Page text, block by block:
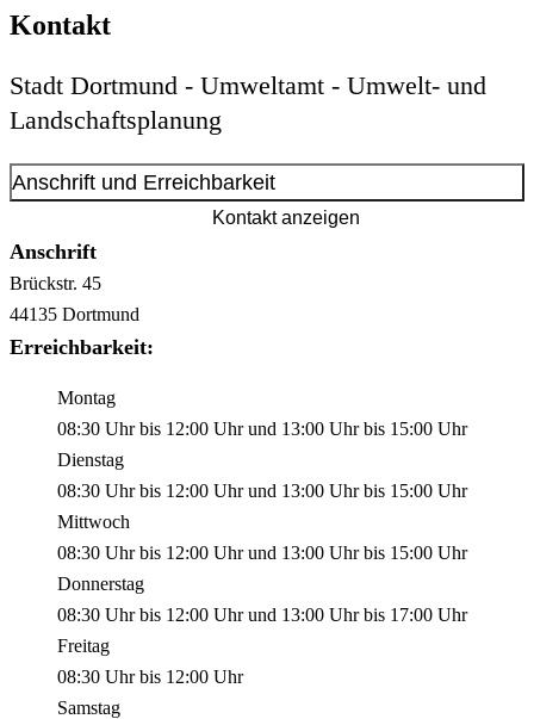
Kontakt
Stadt Dortmund - Umweltamt - Umwelt- und
Landschaftsplanung
Anschrift und Erreichbarkeit
Kontakt anzeigen
Anschrift
Brückstr. 45
44135 Dortmund
Erreichbarkeit:
Montag
08:30 Uhrbis 12:00 Uhrund 13:00 Uhrbis 15:00 Uhr
Dienstag
08:30 Uhrbis 12:00 Uhrund 13:00 Uhrbis 15:00 Uhr
Mittwoch
08:30 Uhrbis 12:00 Uhrund 13:00 Uhrbis 15:00 Uhr
Donnerstag
08:30 Uhrbis 12:00 Uhrund 13:00 Uhrbis 17:00 Uhr
Freitag
08:30 Uhrbis 12:00 Uhr
Samstag